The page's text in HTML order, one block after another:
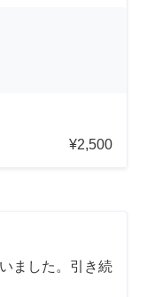
¥2,500
ました。引き続